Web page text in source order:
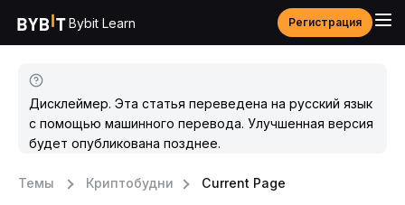
Bybit Learn Регистрация
Дисклеймер. Эта статья переведена на русский язык
с помощью машинного перевода. Улучшенная версия
будет опубликована позднее.
Темы Криптобудни Current Page